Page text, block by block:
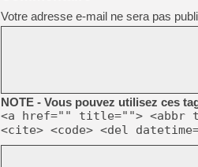
Votre adresse e-mail ne sera pas
NOTE - Vous pouvez utilisez ces
<a href="" title=""> <abbr
<cite> <code> <del